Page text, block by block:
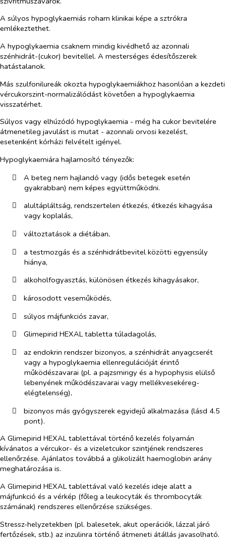
A súlyos hypoglykaemiás roham klinikai képe a sztrókra
emlékeztethet.
A hypoglykaemia csaknem mindig kivédhető az azonnali
szénhidrát-(cukor) bevitellel. A mesterséges édesítőszerek
hatástalanok.
Más szulfonilureák okozta hypoglykaemiákhoz hasonlóan a kezdeti
vércukorszint-normalizálódást követően a hypoglykaemia
visszatérhet.
Súlyos vagy elhúzódó hypoglykaemia - még ha cukor bevitelére
átmenetileg javulást is mutat - azonnali orvosi kezelést,
esetenként kórházi felvételt igényel.
Hypoglykaemiára hajlamosító tényezők:
​
A beteg nem hajlandó vagy (idős betegek esetén
gyakrabban) nem képes együttműködni.
​
alultápláltság, rendszertelen étkezés, étkezés kihagyása
vagy koplalás,
​
változtatások a diétában,
​
a testmozgás és a szénhidrátbevitel közötti egyensúly
hiánya,
​
alkoholfogyasztás, különösen étkezés kihagyásakor,
​
károsodott veseműködés,
​
súlyos májfunkciós zavar,
​
Glimepirid HEXAL tabletta túladagolás,
​
az endokrin rendszer bizonyos, a szénhidrát anyagcserét
vagy a hypoglykaemia ellenregulációját érintő
működészavarai (pl. a pajzsmirigy és a hypophysis elülső
lebenyének működészavarai vagy mellékvesekéreg-
elégtelenség),
​
bizonyos más gyógyszerek egyidejű alkalmazása (lásd 4.5
pont).
A Glimepirid HEXAL tablettával történő kezelés folyamán
kívánatos a vércukor- és a vizeletcukor szintjének rendszeres
ellenőrzése. Ajánlatos továbbá a glikolizált haemoglobin arány
meghatározása is.
A Glimepirid HEXAL tablettával való kezelés ideje alatt a
májfunkció és a vérkép (főleg a leukocyták és thrombocyták
számának) rendszeres ellenőrzése szükséges.
Stressz-helyzetekben (pl. balesetek, akut operációk, lázzal járó
fertőzések, stb.) az inzulinra történő átmeneti átállás javasolható.